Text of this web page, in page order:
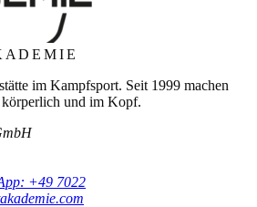
im Kampfsport. Seit 1999 machen
und im Kopf.
+49 7022